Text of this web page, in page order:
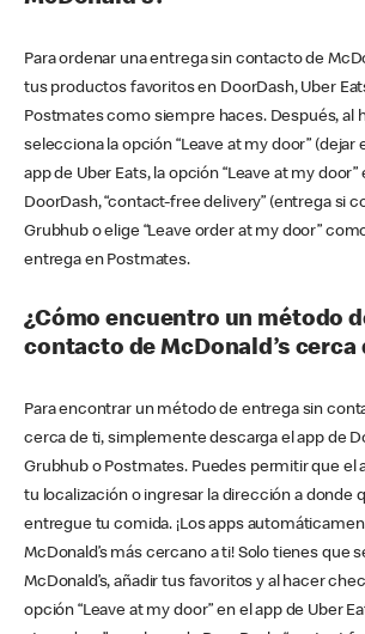
Para ordenar una entrega sin contacto de
tus productos favoritos en DoorDash, Uber
Postmates como siempre haces. Después, al
selecciona la opción “Leave at my door” (dejar
app de Uber Eats, la opción “Leave at my door”
DoorDash, “contact-free delivery” (entrega si
Grubhub o elige “Leave order at my door”
entrega en Postmates.
¿Cómo encuentro un método
contacto de McDonald’s cerca
Para encontrar un método de entrega sin
cerca de ti, simplemente descarga el app de
Grubhub o Postmates. Puedes permitir que el
tu localización o ingresar la dirección a donde
entregue tu comida. ¡Los apps
McDonald’s más cercano a ti! Solo tienes que
McDonald’s, añadir tus favoritos y al hacer
opción “Leave at my door” en el app de Uber